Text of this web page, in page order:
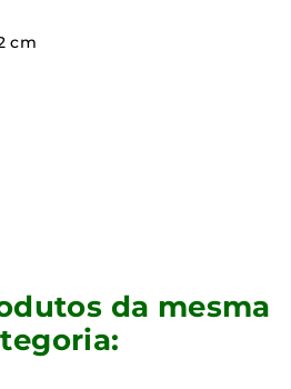
cm
da mesma